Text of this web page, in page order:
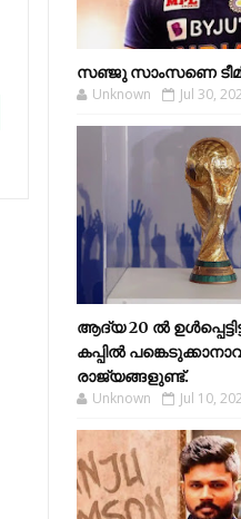
സഞ്ജു സാംസണെ
Unknown Jul 30,
ആദ്യ 20 ല്‍
കപ്പില്‍
രാജ്യങ്ങളുണ്ട്.
Unknown Jul 10,